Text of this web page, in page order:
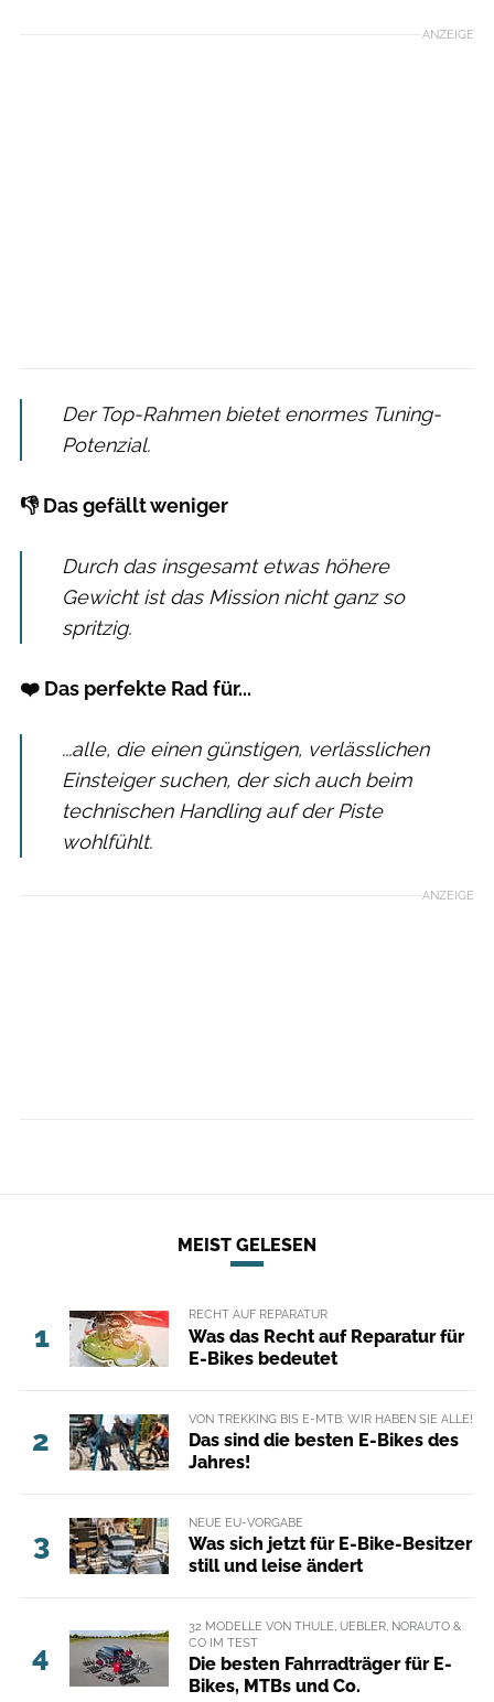
ANZEIGE
Der Top-Rahmen bietet enormes Tuning-
Potenzial.
👎 Das gefällt weniger
Durch das insgesamt etwas höhere
Gewicht ist das Mission nicht ganz so
spritzig.
❤️ Das perfekte Rad für...
...alle, die einen günstigen, verlässlichen
Einsteiger suchen, der sich auch beim
technischen Handling auf der Piste
wohlfühlt.
ANZEIGE
MEIST GELESEN
1
RECHT AUF REPARATUR
Was das Recht auf Reparatur für
E-Bikes bedeutet
2
VON TREKKING BIS E-MTB: WIR HABEN SIE ALLE!
Das sind die besten E-Bikes des
Jahres!
3
NEUE EU-VORGABE
Was sich jetzt für E-Bike-Besitzer
still und leise ändert
4
32 MODELLE VON THULE, UEBLER, NORAUTO &
CO IM TEST
Die besten Fahrradträger für E-
Bikes, MTBs und Co.